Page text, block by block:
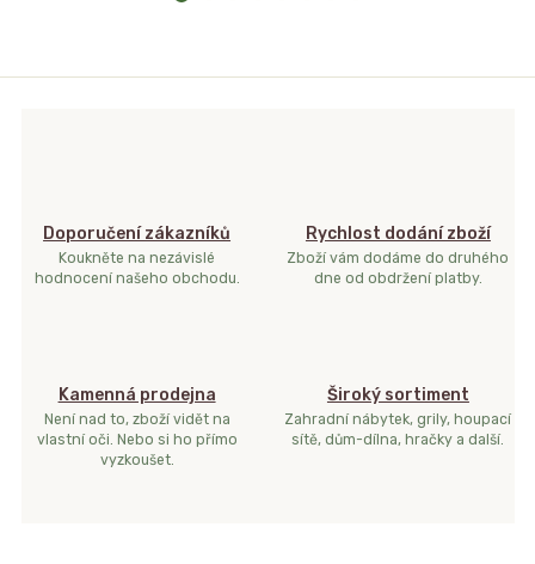
Doporučení zákazníků
Koukněte na nezávislé
hodnocení našeho obchodu.
Rychlost dodání zboží
Zboží vám dodáme do druhého
dne od obdržení platby.
Kamenná prodejna
Není nad to, zboží vidět na
vlastní oči. Nebo si ho přímo
vyzkoušet.
Široký sortiment
Zahradní nábytek, grily, houpací
sítě, dům-dílna, hračky a další.